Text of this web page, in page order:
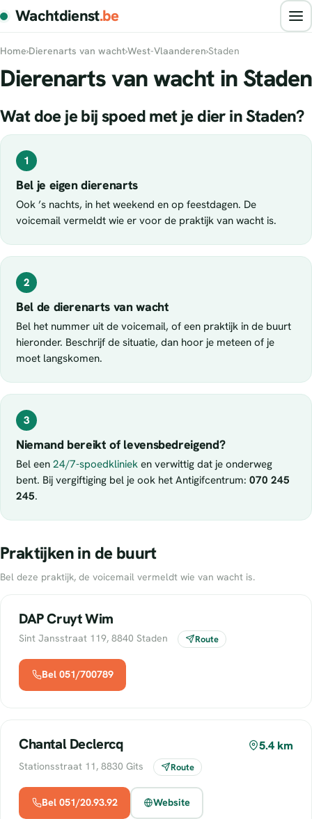
Wachtdienst.be
Home›Dierenarts van wacht›West-Vlaanderen›Staden
Dierenarts van wacht in Staden
Wat doe je bij spoed met je dier in Staden?
1
Bel je eigen dierenarts
Ook ’s nachts, in het weekend en op feestdagen. De
voicemail vermeldt wie er voor de praktijk van wacht is.
2
Bel de dierenarts van wacht
Bel het nummer uit de voicemail, of een praktijk in de buurt
hieronder. Beschrijf de situatie, dan hoor je meteen of je
moet langskomen.
3
Niemand bereikt of levensbedreigend?
Bel een 24/7-spoedkliniek en verwittig dat je onderweg
bent. Bij vergiftiging bel je ook het Antigifcentrum: 070 245
245.
Praktijken in de buurt
Bel deze praktijk, de voicemail vermeldt wie van wacht is.
DAP Cruyt Wim
Sint Jansstraat 119, 8840 Staden Route
Bel 051/700789
Chantal Declercq 5.4 km
Stationsstraat 11, 8830 Gits Route
Bel 051/20.93.92 Website